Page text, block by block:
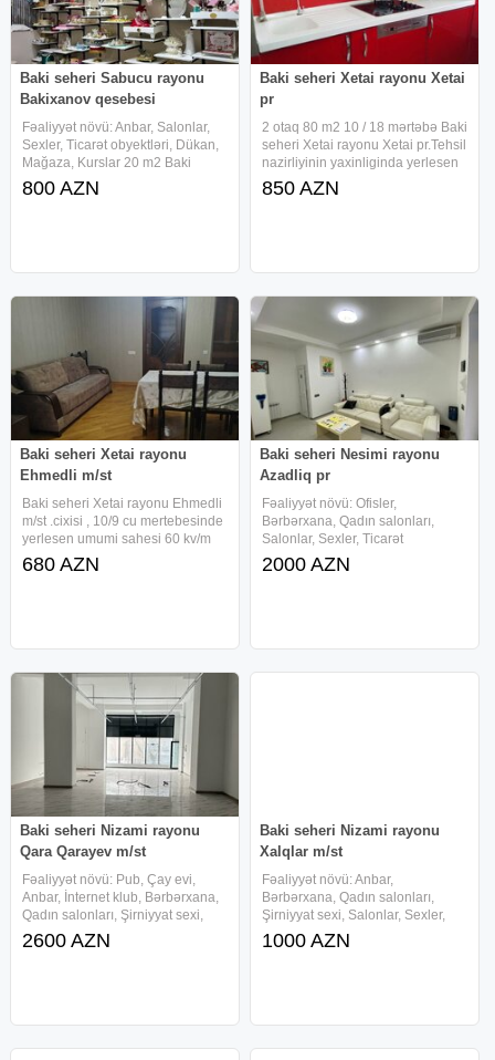
Baki seheri Sabucu rayonu
Bakixanov qesebesi
Fəaliyyət növü: Anbar, Salonlar,
Sexler, Ticarət obyektləri, Dükan,
Mağaza, Kurslar 20 m2 Baki
seheri Sabuncu rayonu
Bakixanov qes.de yerlesen
800 AZN
Baki seheri Xetai rayonu Xetai
pr
2 otaq 80 m2 10 / 18 mərtəbə Baki
seheri Xetai rayonu Xetai pr.Tehsil
nazirliyinin yaxinliginda yerlesen
18/10 mertebesinde umumi
sahesi 80 kv/m olan 2 otaqli
850 AZN
Baki seheri Xetai rayonu
Ehmedli m/st
Baki seheri Xetai rayonu Ehmedli
m/st .cixisi , 10/9 cu mertebesinde
yerlesen umumi sahesi 60 kv/m
olan 2 otaqli menzil kiraye verilir.
Təmirli, Qaz, Su, İşıq, Telefon,
680 AZN
Baki seheri Nesimi rayonu
Azadliq pr
Fəaliyyət növü: Ofisler,
Bərbərxana, Qadın salonları,
Salonlar, Sexler, Ticarət
obyektləri, Dükan, Mağaza, Aptek,
Klinikalar, Tədris mərkəzi, Kurslar
2000 AZN
Baki seheri Nizami rayonu
Qara Qarayev m/st
Fəaliyyət növü: Pub, Çay evi,
Anbar, İnternet klub, Bərbərxana,
Qadın salonları, Şirniyyat sexi,
Salonlar, Sexler, Ticarət
obyektləri, Dükan, Fast Food,
2600 AZN
Baki seheri Nizami rayonu
Xalqlar m/st
Fəaliyyət növü: Anbar,
Bərbərxana, Qadın salonları,
Şirniyyat sexi, Salonlar, Sexler,
Ticarət obyektləri, Fast Food,
Klinikalar, Tədris mərkəzi, Kurslar
1000 AZN